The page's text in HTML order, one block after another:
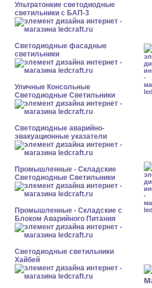
Ультратонкие светодиодные
светильники с БАП-3
Светодиодные фасадные
светильники
Уличные Консольные
Светодиодные Светильники
Светодиодные аварийно-
эвакуационные указатели
Промышленные - Складские
Светодиодные Светильники
Промышленные - Складские с
Блоком Аварийного Питания
Светодиодные светильники
Хайбей